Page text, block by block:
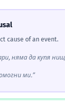
cause of an event.
няма да купя
ми.”